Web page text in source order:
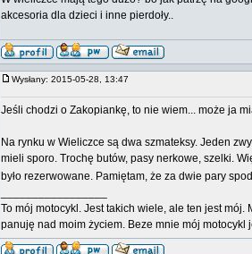
akcesoria dla dzieci i inne pierdoły..
Wysłany: 2015-05-28, 13:47
Jeśli chodzi o Zakopiankę, to nie wiem... może ja
Na rynku w Wieliczce są dwa szmateksy. Jeden
mieli sporo. Trochę butów, pasy nerkowe, szelki.
było rezerwowane. Pamiętam, że za dwie pary
To mój motocykl. Jest takich wiele, ale ten jest
panuję nad moim życiem. Beze mnie mój motocykl